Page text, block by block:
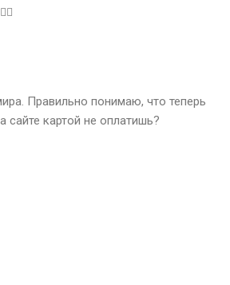
Правильно понимаю, что теперь
картой не оплатишь?